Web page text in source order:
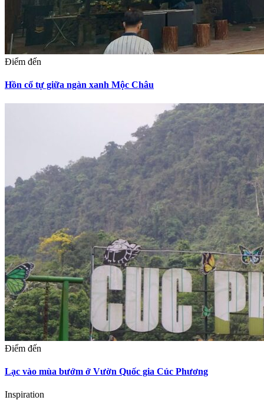
Điểm đến
Hồn cổ tự giữa ngàn xanh Mộc Châu
Điểm đến
Lạc vào mùa bướm ở Vườn Quốc gia Cúc Phương
Inspiration